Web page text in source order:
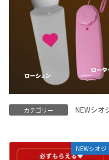
カテゴリー NEWシオ
NEWシオジ